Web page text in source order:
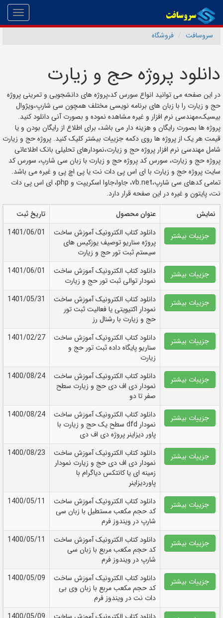
سروسافت
فروشگاه
دانلود پروژه حج و زیارت
در این صفحه می توانید انواع سورس کد،پروژه های دانشجویی و تمرینی پروژه
حج و زیارت را با زبان های برنامه نویسی مختلف همچون سی شارپ،ویژوال
بیسیک،مهندسی نرم افزار و غیره مشاهده نموده و بصورت آنی دانلود کنید.
پروژه ها بصورت رایگان و هزینه دار می باشد، برای اطلاع از رایگان بودن و یا
قیمت هر یک از پروژه ها روی دکمه جزییات بیشتر کلیک کنید. پروژه حج و زیارت
شامل مهندسی نرم افزار پروژه حج و زیارت،نمودارهای تحلیلی بانک اطلاعاتی
پروژه حج و زیارت، سورس کد پروژه حج و زیارت با زبان سی شارپ، سورس کد
سایت پروژه حج و زیارت با ای اس پی دات نت یا پی اچ پی و غیره می باشد.
تمامی کدهای سی شارپ،vb.net، جاوا،جاوا اسکریپت و php، ای اس پی دات
نت، پایتون و غیره در این صفحه قرار دارد.
نمایش
عنوان محصول
تاریخ ثبت
جزییات بیشتر
دانلود کتاب الکترونيک آموزش ساخت
پروژه سناریو توصیف یوزکیس های
سیستم ثبت تور حج و زیارت
1401/06/01
جزییات بیشتر
دانلود کتاب الکترونيک آموزش ساخت
نمودار توالی ثبت تور حج و زیارت
1401/06/01
جزییات بیشتر
دانلود کتاب الکترونيک آموزش ساخت
نمودار اکتیویتی یا فعالیت ثبت تور
حج و زیارت با رشنال رز
1401/05/31
جزییات بیشتر
دانلود کتاب الکترونيک آموزش ساخت
سناریو پایگاه داده ثبت تور حج و
زیارت
1401/02/27
جزییات بیشتر
دانلود کتاب الکترونيک آموزش ساخت
نمودار دی اف دی حج و زیارت سطح
صفر تا دو
1400/08/24
جزییات بیشتر
دانلود کتاب الکترونيک آموزش ساخت
نمودار dfd سطح یک حج و زیارت با
پاور دیزاینر پروژه دی اف دی
1400/08/24
جزییات بیشتر
دانلود کتاب الکترونيک آموزش ساخت
نمودار دی اف دی حج و زیارت نمودار
زمینه ای یا کانتکس دیاگرام با
پاوردیزاینر
1400/08/23
جزییات بیشتر
دانلود کتاب الکترونيک آموزش ساخت
کد حجم مکعب مستطیل با زبان سی
شارپ در ویندوز فرم
1400/05/11
جزییات بیشتر
دانلود کتاب الکترونيک آموزش ساخت
کد حجم مکعب مربع با زبان سی
شارپ در ویندوز فرم
1400/05/11
جزییات بیشتر
دانلود کتاب الکترونيک آموزش ساخت
کد حجم مکعب مربع با زبان وی بی
دات نت در ویندوز فرم
1400/05/09